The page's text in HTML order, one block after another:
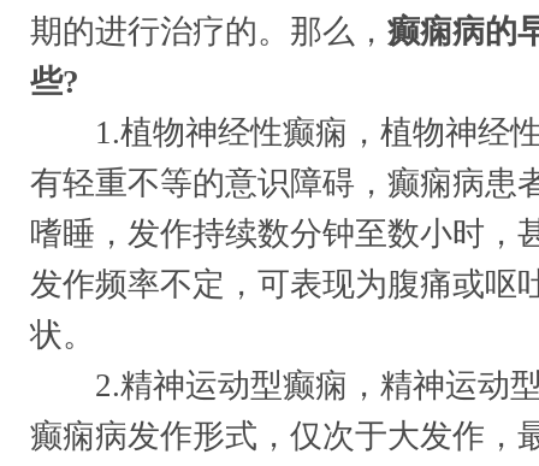
期的进行治疗的。那么， 癫痫病的
些?
1.植物神经性癫痫，植物神经
有轻重不等的意识障碍，癫痫病患
嗜睡，发作持续数分钟至数小时，
发作频率不定，可表现为腹痛或呕
状。
2.精神运动型癫痫，精神运动
癫痫病发作形式，仅次于大发作，